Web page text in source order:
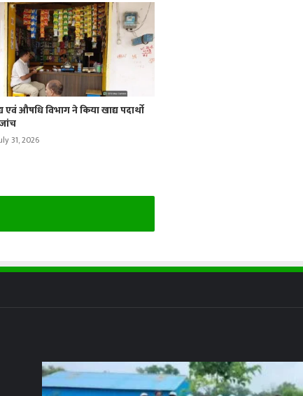
एवं औषधि विभाग ने किया खाद्य पदार्थो
31, 2026